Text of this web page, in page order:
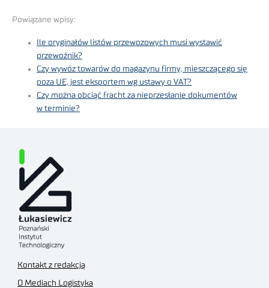
Powiązane wpisy:
Ile oryginałów listów przewozowych musi wystawić
przewoźnik?
Czy wywóz towarów do magazynu firmy, mieszczącego się
poza UE, jest eksportem wg ustawy o VAT?
Czy można obciąć fracht za nieprzesłanie dokumentów
w terminie?
Kontakt z redakcją
O Mediach Logistyka